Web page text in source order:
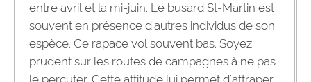
entre avril et la mi-juin. Le busard St-Martin est
souvent en présence d'autres individus de son
espèce. Ce rapace vol souvent bas. Soyez
prudent sur les routes de campagnes à ne pas